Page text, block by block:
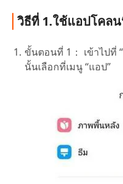
วิธีที่ 1.ใช้แอปโคล
ขั้นตอนที่ 1： เข้าไปที่
นั้นเลือกที่เมนู “แอป”